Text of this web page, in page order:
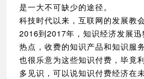
是一大不可缺少的途径。
科技时代以来，互联网的发展教
2016到2017年，知识经济发展
热点，收费的知识产品和知识服
也很乐意为这些知识付费，毕竟
多见识，可以说知识付费经济在